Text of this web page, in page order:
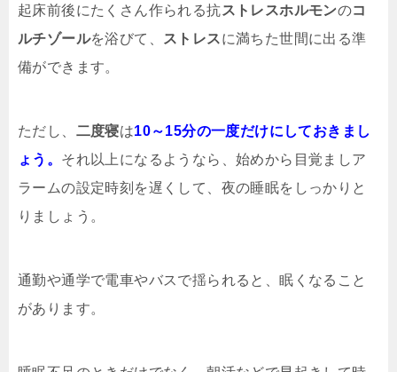
起床前後にたくさん作られる抗ストレスホルモンのコ
ルチゾールを浴びて、 ストレスに満ちた世間に出る準
備ができます。
ただし、 二度寝は10～15分の一度だけにしておきまし
ょう。 それ以上になるようなら、始めから目覚ましア
ラームの設定時刻を遅くして、夜の睡眠をしっかりと
りましょう。
通勤や通学で電車やバスで揺られると、眠くなること
があります。